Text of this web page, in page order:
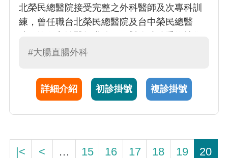
北榮民總醫院接受完整之外科醫師及次專科訓
練，曾任職台北榮民總醫院及台中榮民總醫
的追求與喜好，曾赴日本國立癌病中心以及日
國內外醫學會議報告及研討。期許能不斷精進
醫學知識與手術技巧，為病患提供最好的服
#大腸直腸外科
詳細介紹 初診掛號 複診掛號
|< < … 15 16 17 18 19
20